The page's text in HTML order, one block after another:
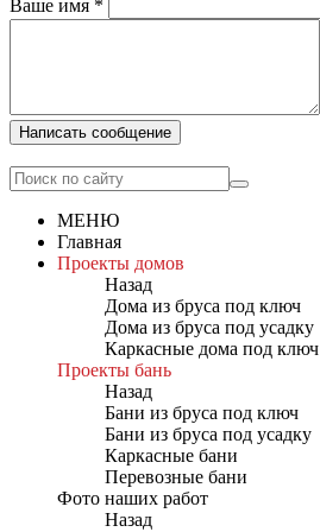
Ваше имя *
Написать сообщение
МЕНЮ
Главная
Проекты домов
Назад
Дома из бруса под ключ
Дома из бруса под усадку
Каркасные дома под ключ
Проекты бань
Назад
Бани из бруса под ключ
Бани из бруса под усадку
Каркасные бани
Перевозные бани
Фото наших работ
Назад